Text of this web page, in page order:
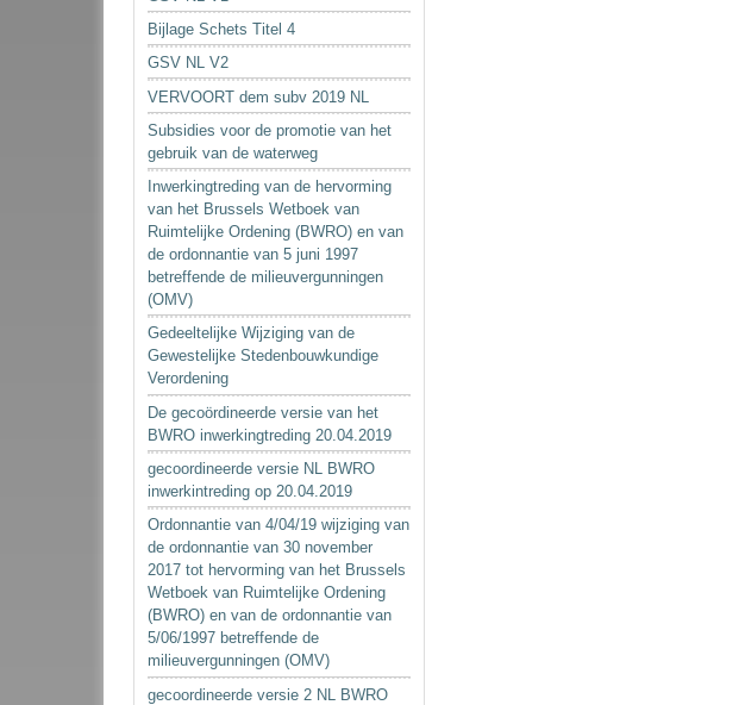
Bijlage Schets Titel 4
GSV NL V2
VERVOORT dem subv 2019 NL
Subsidies voor de promotie van het
gebruik van de waterweg
Inwerkingtreding van de hervorming
van het Brussels Wetboek van
Ruimtelijke Ordening (BWRO) en van
de ordonnantie van 5 juni 1997
betreffende de milieuvergunningen
(OMV)
Gedeeltelijke Wijziging van de
Gewestelijke Stedenbouwkundige
Verordening
De gecoördineerde versie van het
BWRO inwerkingtreding 20.04.2019
gecoordineerde versie NL BWRO
inwerkintreding op 20.04.2019
Ordonnantie van 4/04/19 wijziging van
de ordonnantie van 30 november
2017 tot hervorming van het Brussels
Wetboek van Ruimtelijke Ordening
(BWRO) en van de ordonnantie van
5/06/1997 betreffende de
milieuvergunningen (OMV)
gecoordineerde versie 2 NL BWRO